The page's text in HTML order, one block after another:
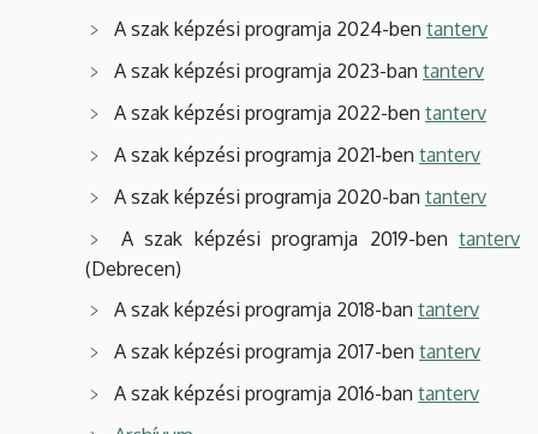
A szak képzési programja 2024-ben tanterv
A szak képzési programja 2023-ban tanterv
A szak képzési programja 2022-ben tanterv
A szak képzési programja 2021-ben tanterv
A szak képzési programja 2020-ban tanterv
A szak képzési programja 2019-ben tanterv
(Debrecen)
A szak képzési programja 2018-ban tanterv
A szak képzési programja 2017-ben tanterv
A szak képzési programja 2016-ban tanterv